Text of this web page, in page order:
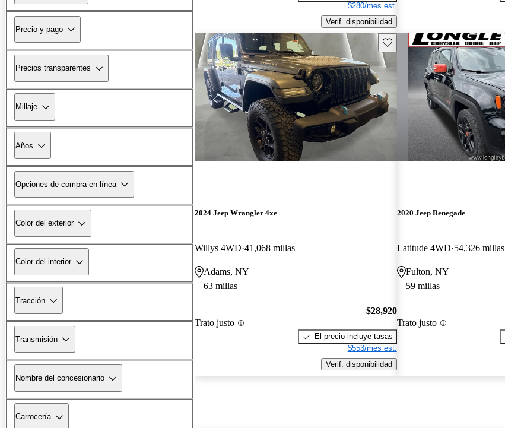
Precio y pago
Precios transparentes
Millaje
Años
Opciones de compra en línea
Color del exterior
Color del interior
Tracción
Transmisión
Nombre del concesionario
Carrocería
$280/mes est.
Verif. disponibilidad
Guarda este Aviso
2024 Jeep Wrangler 4xe
Willys 4WD 41,068 millas
Adams, NY
63 millas
Trato justo
$28,920
El precio incluye tasas
$553/mes est.
Verif. disponibilidad
2020 Jeep Renegade
Latitude 4WD 54,326 millas
Fulton, NY
59 millas
Trato justo